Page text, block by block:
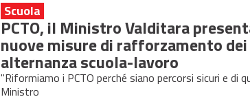
Scuola
PCTO, il Ministro Valditara
nuove misure di rafforzamento
alternanza scuola-lavoro
"Riformiamo i PCTO perché siano percorsi sicuri e di
Ministro